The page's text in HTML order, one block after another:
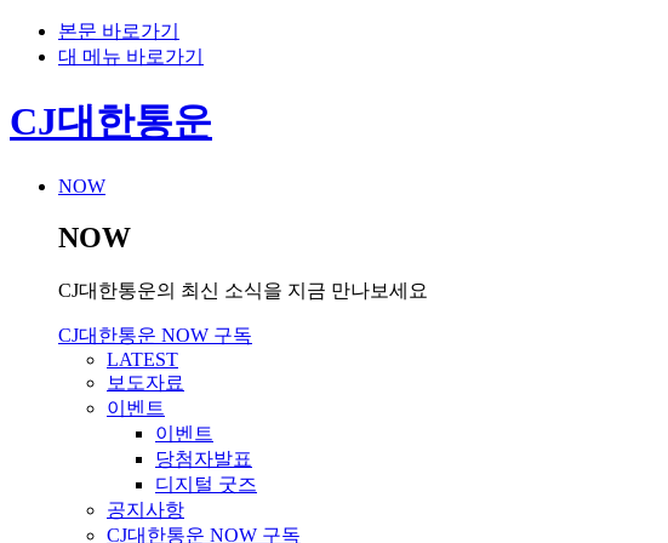
본문 바로가기
대 메뉴 바로가기
CJ대한통운
NOW
NOW
CJ대한통운의 최신 소식을 지금 만나보세요
CJ대한통운 NOW 구독
LATEST
보도자료
이벤트
이벤트
당첨자발표
디지털 굿즈
공지사항
CJ대한통운 NOW 구독